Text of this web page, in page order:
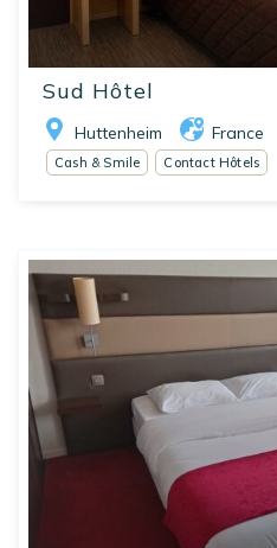
Sud Hôtel
Huttenheim France
Cash & Smile Contact Hôtels